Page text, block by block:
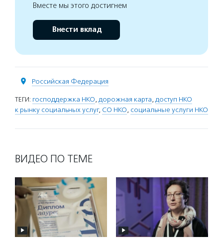
Вместе мы этого достигнем
Внести вклад
Российская Федерация
ТЕГИ: господдержка НКО, дорожная карта, доступ НКО
к рынку социальных услуг, СО НКО, социальные услуги НКО
ВИДЕО ПО ТЕМЕ